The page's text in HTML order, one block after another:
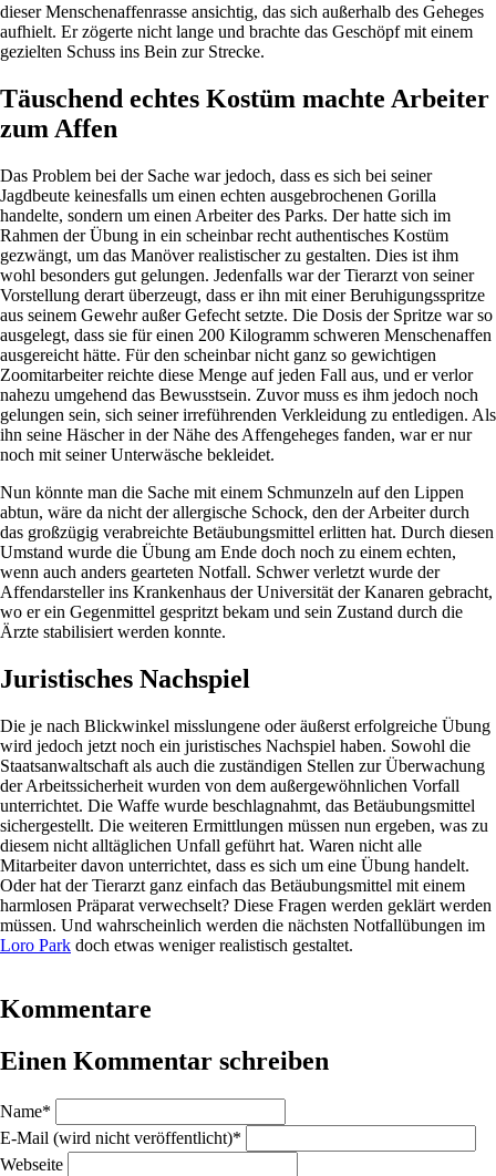
dieser Menschenaffenrasse ansichtig, das sich außerhalb des Geheges
aufhielt. Er zögerte nicht lange und brachte das Geschöpf mit einem
gezielten Schuss ins Bein zur Strecke.
Täuschend echtes Kostüm machte Arbeiter
zum Affen
Das Problem bei der Sache war jedoch, dass es sich bei seiner
Jagdbeute keinesfalls um einen echten ausgebrochenen Gorilla
handelte, sondern um einen Arbeiter des Parks. Der hatte sich im
Rahmen der Übung in ein scheinbar recht authentisches Kostüm
gezwängt, um das Manöver realistischer zu gestalten. Dies ist ihm
wohl besonders gut gelungen. Jedenfalls war der Tierarzt von seiner
Vorstellung derart überzeugt, dass er ihn mit einer Beruhigungsspritze
aus seinem Gewehr außer Gefecht setzte. Die Dosis der Spritze war so
ausgelegt, dass sie für einen 200 Kilogramm schweren Menschenaffen
ausgereicht hätte. Für den scheinbar nicht ganz so gewichtigen
Zoomitarbeiter reichte diese Menge auf jeden Fall aus, und er verlor
nahezu umgehend das Bewusstsein. Zuvor muss es ihm jedoch noch
gelungen sein, sich seiner irreführenden Verkleidung zu entledigen. Als
ihn seine Häscher in der Nähe des Affengeheges fanden, war er nur
noch mit seiner Unterwäsche bekleidet.
Nun könnte man die Sache mit einem Schmunzeln auf den Lippen
abtun, wäre da nicht der allergische Schock, den der Arbeiter durch
das großzügig verabreichte Betäubungsmittel erlitten hat. Durch diesen
Umstand wurde die Übung am Ende doch noch zu einem echten,
wenn auch anders gearteten Notfall. Schwer verletzt wurde der
Affendarsteller ins Krankenhaus der Universität der Kanaren gebracht,
wo er ein Gegenmittel gespritzt bekam und sein Zustand durch die
Ärzte stabilisiert werden konnte.
Juristisches Nachspiel
Die je nach Blickwinkel misslungene oder äußerst erfolgreiche Übung
wird jedoch jetzt noch ein juristisches Nachspiel haben. Sowohl die
Staatsanwaltschaft als auch die zuständigen Stellen zur Überwachung
der Arbeitssicherheit wurden von dem außergewöhnlichen Vorfall
unterrichtet. Die Waffe wurde beschlagnahmt, das Betäubungsmittel
sichergestellt. Die weiteren Ermittlungen müssen nun ergeben, was zu
diesem nicht alltäglichen Unfall geführt hat. Waren nicht alle
Mitarbeiter davon unterrichtet, dass es sich um eine Übung handelt.
Oder hat der Tierarzt ganz einfach das Betäubungsmittel mit einem
harmlosen Präparat verwechselt? Diese Fragen werden geklärt werden
müssen. Und wahrscheinlich werden die nächsten Notfallübungen im
Loro Park doch etwas weniger realistisch gestaltet.
Kommentare
Einen Kommentar schreiben
Pflichtfeld
Name*
Pflichtfeld
E-Mail (wird nicht veröffentlicht)*
Webseite